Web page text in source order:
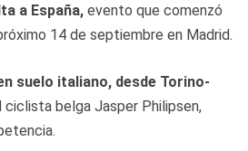
a España, evento que comenzó
14 de septiembre en Madrid.
suelo italiano, desde Torino-
belga Jasper Philipsen,